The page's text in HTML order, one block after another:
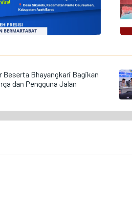
Beserta Bhayangkari Bagikan
dan Pengguna Jalan